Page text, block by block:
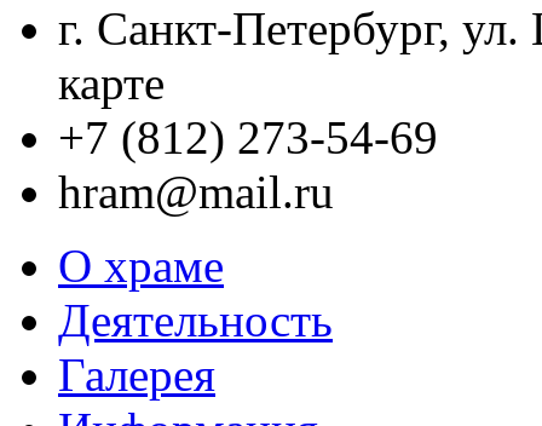
г. Санкт-Петербург,
карте
+7 (812) 273-54-69
hram@mail.ru
О храме
Деятельность
Галерея